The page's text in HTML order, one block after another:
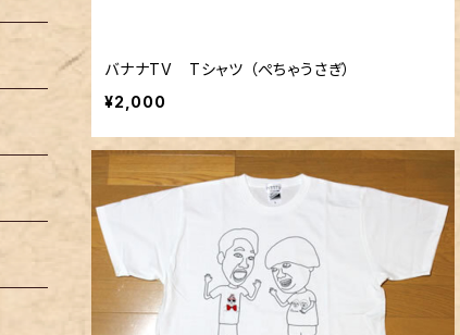
バナナTV Tシャツ （ぺちゃうさぎ）
¥2,000